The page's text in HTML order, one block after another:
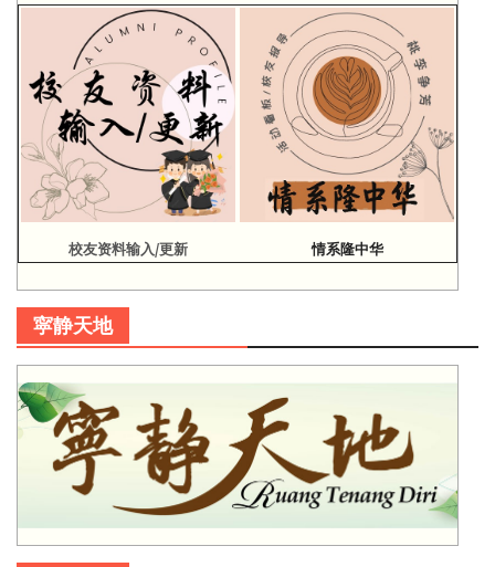
校友资料输入/更新 情系隆中华
寜静天地